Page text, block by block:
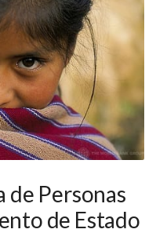
de Personas
de Estado